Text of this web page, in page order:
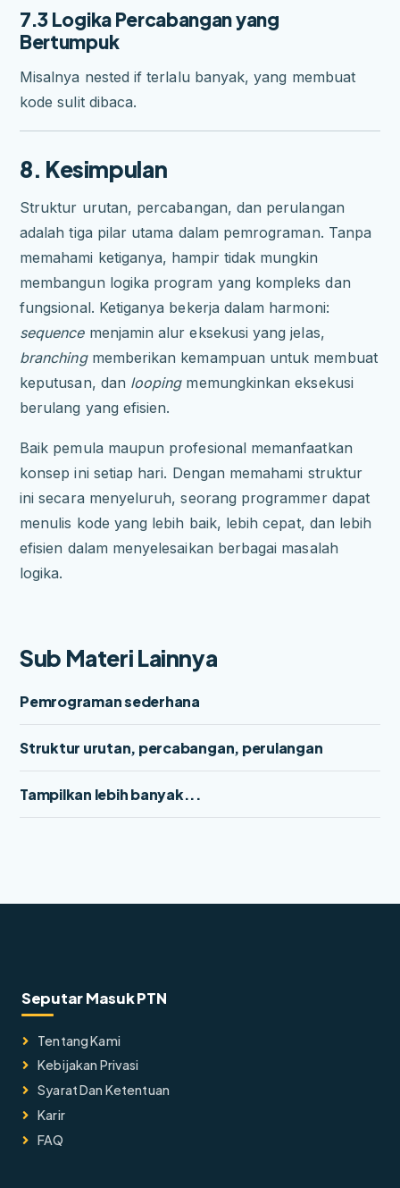
7.3 Logika Percabangan yang
Bertumpuk
Misalnya nested if terlalu banyak, yang membuat
kode sulit dibaca.
8. Kesimpulan
Struktur urutan, percabangan, dan perulangan
adalah tiga pilar utama dalam pemrograman. Tanpa
memahami ketiganya, hampir tidak mungkin
membangun logika program yang kompleks dan
fungsional. Ketiganya bekerja dalam harmoni:
sequencemenjamin alur eksekusi yang jelas,
branchingmemberikan kemampuan untuk membuat
keputusan, dan loopingmemungkinkan eksekusi
berulang yang efisien.
Baik pemula maupun profesional memanfaatkan
konsep ini setiap hari. Dengan memahami struktur
ini secara menyeluruh, seorang programmer dapat
menulis kode yang lebih baik, lebih cepat, dan lebih
efisien dalam menyelesaikan berbagai masalah
logika.
Sub Materi Lainnya
Pemrograman sederhana
Struktur urutan, percabangan, perulangan
Tampilkan lebih banyak...
Seputar Masuk PTN
Tentang Kami
Kebijakan Privasi
Syarat Dan Ketentuan
Karir
FAQ